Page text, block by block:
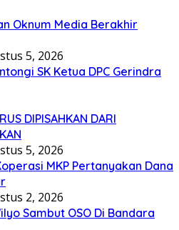
Oknum Media Berakhir
5, 2026
SK Ketua DPC Gerindra
DIPISAHKAN DARI
5, 2026
MKP Pertanyakan Dana
2, 2026
Sambut OSO Di Bandara